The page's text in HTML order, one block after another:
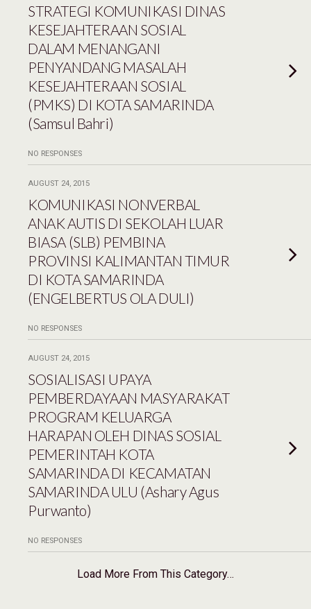
STRATEGI KOMUNIKASI DINAS
KESEJAHTERAAN SOSIAL
DALAM MENANGANI
PENYANDANG MASALAH
KESEJAHTERAAN SOSIAL
(PMKS) DI KOTA SAMARINDA
(Samsul Bahri)
NO RESPONSES
AUGUST 24, 2015
KOMUNIKASI NONVERBAL
ANAK AUTIS DI SEKOLAH LUAR
BIASA (SLB) PEMBINA
PROVINSI KALIMANTAN TIMUR
DI KOTA SAMARINDA
(ENGELBERTUS OLA DULI)
NO RESPONSES
AUGUST 24, 2015
SOSIALISASI UPAYA
PEMBERDAYAAN MASYARAKAT
PROGRAM KELUARGA
HARAPAN OLEH DINAS SOSIAL
PEMERINTAH KOTA
SAMARINDA DI KECAMATAN
SAMARINDA ULU (Ashary Agus
Purwanto)
NO RESPONSES
Load More From This Category…